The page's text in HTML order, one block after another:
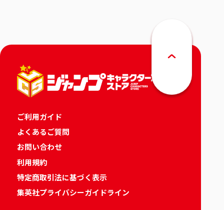
ご利用ガイド
よくあるご質問
お問い合わせ
利用規約
特定商取引法に基づく表示
集英社プライバシーガイドライン